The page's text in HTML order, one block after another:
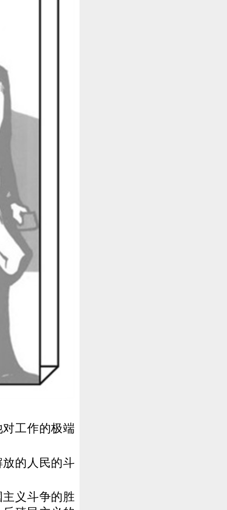
工作的极端
的人民的斗
义斗争的胜